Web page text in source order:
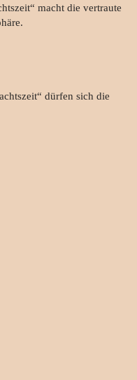
macht die vertraute
dürfen sich die